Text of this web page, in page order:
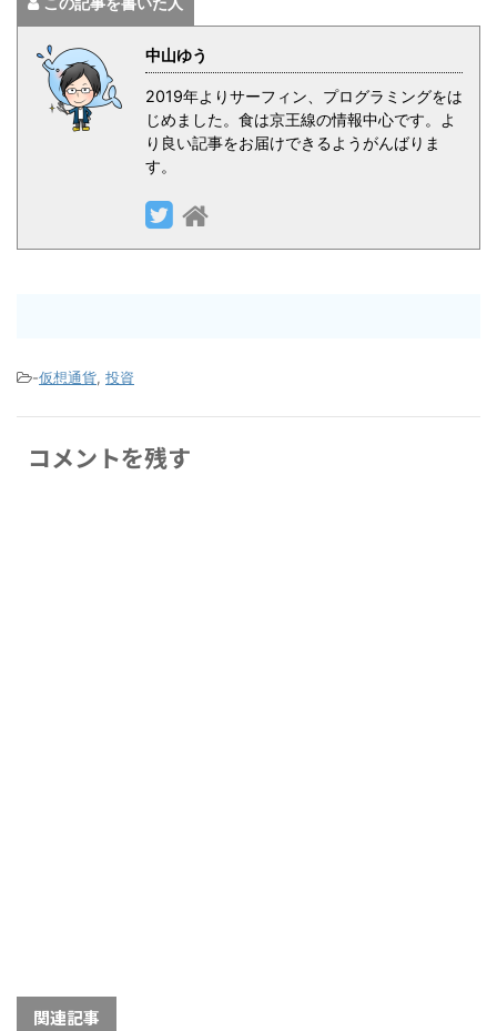
中山ゆう
2019年よりサーフィン、プログラミングをは
じめました。食は京王線の情報中心です。よ
り良い記事をお届けできるようがんばりま
す。
-仮想通貨, 投資
コメントを残す
関連記事